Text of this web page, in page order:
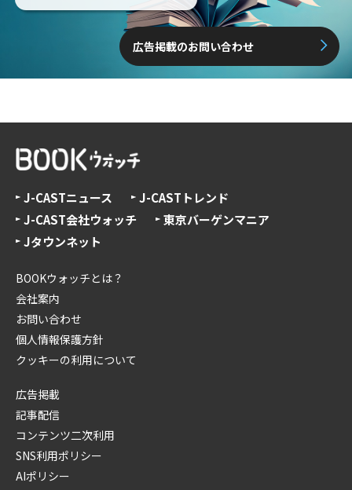
広告掲載のお問い合わせ
J-CASTニュース
J-CASTトレンド
J-CAST会社ウォッチ
東京バーゲンマニア
Jタウンネット
BOOKウォッチとは？
会社案内
お問い合わせ
個人情報保護方針
クッキーの利用について
広告掲載
記事配信
コンテンツ二次利用
SNS利用ポリシー
AIポリシー